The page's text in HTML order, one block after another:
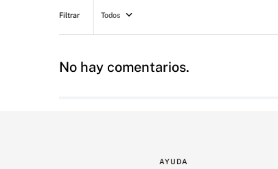
Todos
No hay comentarios.
AYUDA